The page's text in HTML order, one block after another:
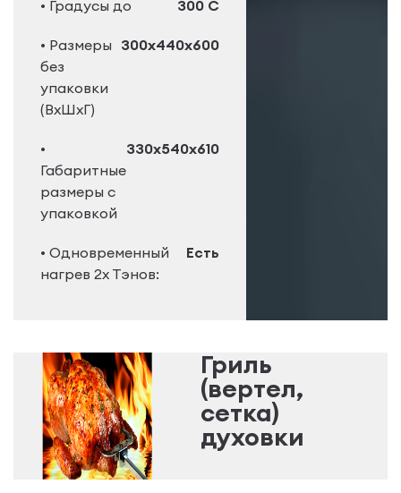
• Градусы до 300 C
• Размеры
без
упаковки
(ВхШхГ)
300х440х600
•
Габаритные
размеры с
упаковкой
330х540х610
• Одновременный
нагрев 2х Тэнов:
Есть
Гриль
(вертел,
сетка)
духовки